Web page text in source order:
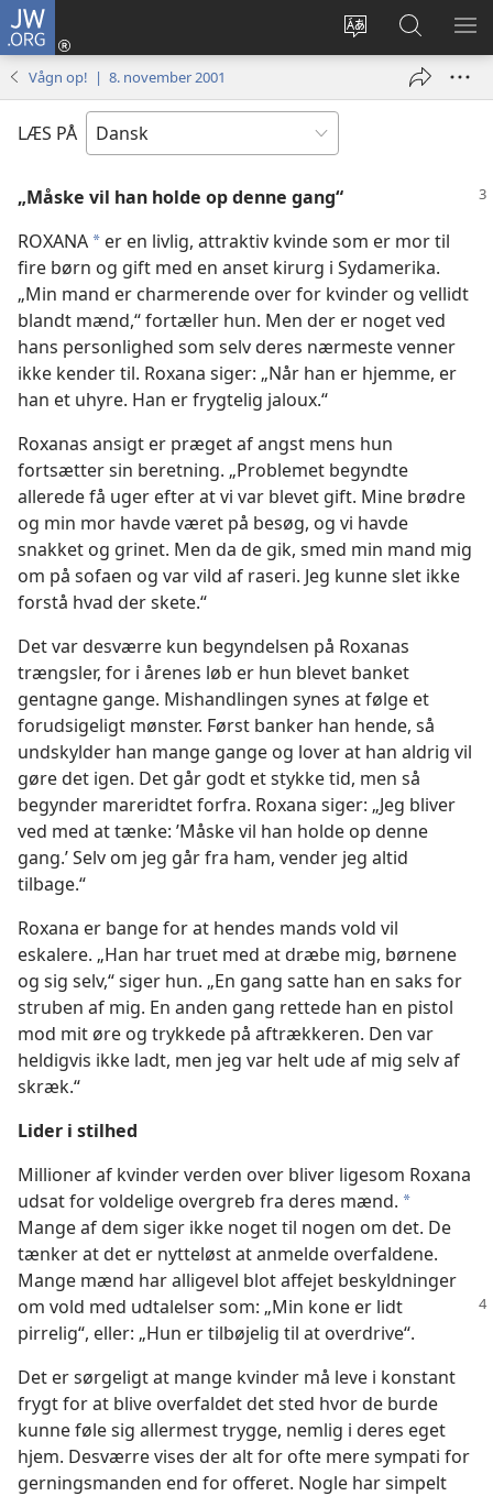
JW.ORG
Vælg
Log
på
vindue)
Søg
på
JW.ORG
VIS
Vågn op! | 8. november 2001
LÆS PÅ
„Måske vil han holde op denne gang“
ROXANA * er en livlig, attraktiv kvinde som er mor til
fire børn og gift med en anset kirurg i Sydamerika.
„Min mand er charmerende over for kvinder og vellidt
blandt mænd,“ fortæller hun. Men der er noget ved
hans personlighed som selv deres nærmeste venner
ikke kender til. Roxana siger: „Når han er hjemme, er
han et uhyre. Han er frygtelig jaloux.“
Roxanas ansigt er præget af angst mens hun
fortsætter sin beretning. „Problemet begyndte
allerede få uger efter at vi var blevet gift. Mine brødre
og min mor havde været på besøg, og vi havde
snakket og grinet. Men da de gik, smed min mand mig
om på sofaen og var vild af raseri. Jeg kunne slet ikke
forstå hvad der skete.“
Det var desværre kun begyndelsen på Roxanas
trængsler, for i årenes løb er hun blevet banket
gentagne gange. Mishandlingen synes at følge et
forudsigeligt mønster. Først banker han hende, så
undskylder han mange gange og lover at han aldrig vil
gøre det igen. Det går godt et stykke tid, men så
begynder mareridtet forfra. Roxana siger: „Jeg bliver
ved med at tænke: ’Måske vil han holde op denne
gang.’ Selv om jeg går fra ham, vender jeg altid
tilbage.“
Roxana er bange for at hendes mands vold vil
eskalere. „Han har truet med at dræbe mig, børnene
og sig selv,“ siger hun. „En gang satte han en saks for
struben af mig. En anden gang rettede han en pistol
mod mit øre og trykkede på aftrækkeren. Den var
heldigvis ikke ladt, men jeg var helt ude af mig selv af
skræk.“
Lider i stilhed
Millioner af kvinder verden over bliver ligesom Roxana
udsat for voldelige overgreb fra deres mænd. *
Mange af dem siger ikke noget til nogen om det. De
tænker at det er nytteløst at anmelde overfaldene.
Mange mænd har alligevel blot affejet beskyldninger
om vold med udtalelser som: „Min kone er lidt
pirrelig“, eller: „Hun er tilbøjelig til at overdrive“.
Det er sørgeligt at mange kvinder må leve i konstant
frygt for at blive overfaldet det sted hvor de burde
kunne føle sig allermest trygge, nemlig i deres eget
hjem. Desværre vises der alt for ofte mere sympati for
gerningsmanden end for offeret. Nogle har simpelt